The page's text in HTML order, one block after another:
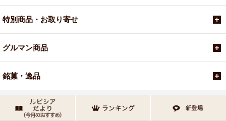
特別商品・お取り寄せ
グルマン商品
銘菓・逸品